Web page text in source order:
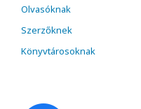
Olvasóknak
Szerzőknek
Könyvtárosoknak